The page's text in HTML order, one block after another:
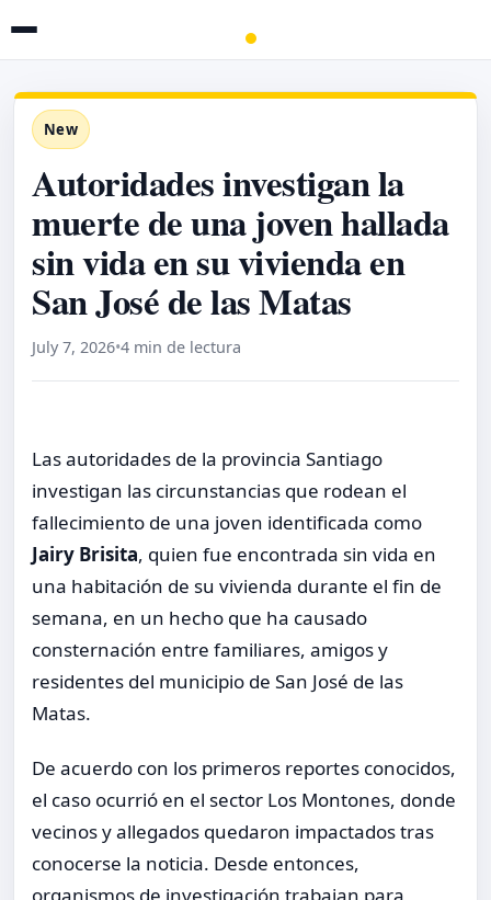
New
Autoridades investigan la
muerte de una joven hallada
sin vida en su vivienda en
San José de las Matas
July 7, 2026•4 min de lectura
Las autoridades de la provincia Santiago
investigan las circunstancias que rodean el
fallecimiento de una joven identificada como
Jairy Brisita, quien fue encontrada sin vida en
una habitación de su vivienda durante el fin de
semana, en un hecho que ha causado
consternación entre familiares, amigos y
residentes del municipio de San José de las
Matas.
De acuerdo con los primeros reportes conocidos,
el caso ocurrió en el sector Los Montones, donde
vecinos y allegados quedaron impactados tras
conocerse la noticia. Desde entonces,